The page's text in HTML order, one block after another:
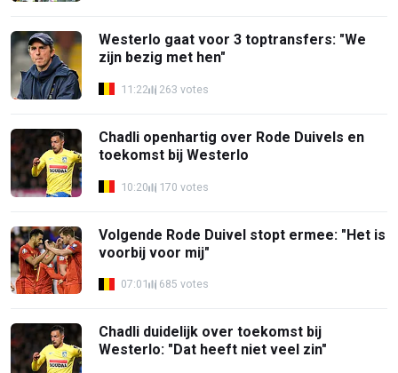
Westerlo gaat voor 3 toptransfers: "We
zijn bezig met hen"
11:22 263 votes
Chadli openhartig over Rode Duivels en
toekomst bij Westerlo
10:20 170 votes
Volgende Rode Duivel stopt ermee: "Het is
voorbij voor mij"
07:01 685 votes
Chadli duidelijk over toekomst bij
Westerlo: "Dat heeft niet veel zin"